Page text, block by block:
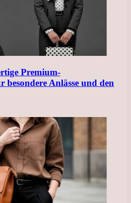
Premium-
Anlässe und den